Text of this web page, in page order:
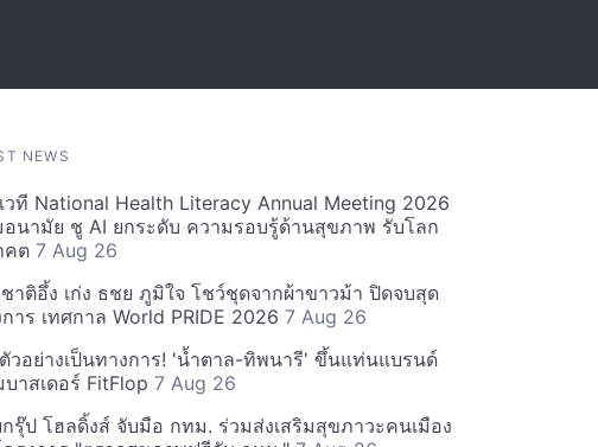
NEWS
วที National Health Literacy Annual Meeting 2026
อนามัย ชู AI ยกระดับ ความรอบรู้ด้านสุขภาพ รับโลก
คต 7 Aug 26
าติอึ้ง เก่ง ธชย ภูมิใจ โชว์ชุดจากผ้าขาวม้า ปิดจบสุด
าร เทศกาล World PRIDE 2026 7 Aug 26
ตัวอย่างเป็นทางการ! 'น้ำตาล-ทิพนารี' ขึ้นแท่นแบรนด์
าสเดอร์ FitFlop 7 Aug 26
รุ๊ป โฮลดิ้งส์ จับมือ กทม. ร่วมส่งเสริมสุขภาวะคนเมือง